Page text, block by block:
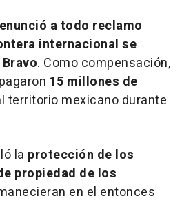
a todo reclamo
internacional se
. Como compensación,
15 millones de
territorio mexicano durante
la protección de los
propiedad de los
en el entonces